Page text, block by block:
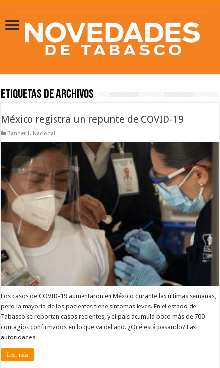
Etiquetas de Archivos
México registra un repunte de COVID-19
Banner 1, Nacional
Los casos de COVID-19 aumentaron en México durante las últimas semanas,
pero la mayoría de los pacientes tiene síntomas leves. En el estado de
Tabasco se reportan casos recientes, y el país acumula poco más de 700
contagios confirmados en lo que va del año. ¿Qué está pasando? Las
autoridades …
Leer más